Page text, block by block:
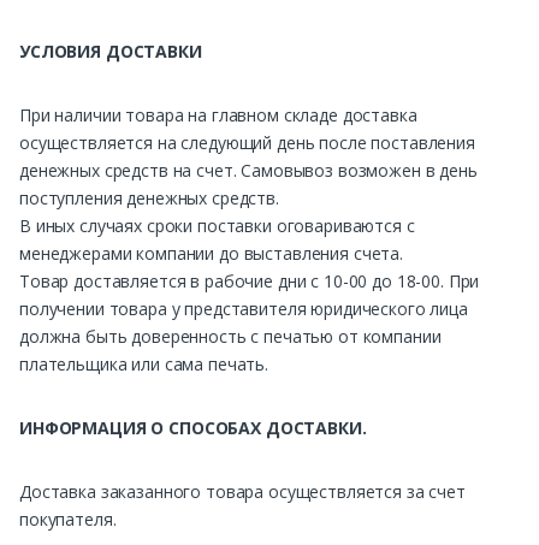
УСЛОВИЯ ДОСТАВКИ
При наличии товара на главном складе доставка
осуществляется на следующий день после поставления
денежных средств на счет. Самовывоз возможен в день
поступления денежных средств.
В иных случаях сроки поставки оговариваются с
менеджерами компании до выставления счета.
Товар доставляется в рабочие дни с 10-00 до 18-00. При
получении товара у представителя юридического лица
должна быть доверенность с печатью от компании
плательщика или сама печать.
ИНФОРМАЦИЯ О СПОСОБАХ ДОСТАВКИ.
Доставка заказанного товара осуществляется за счет
покупателя.